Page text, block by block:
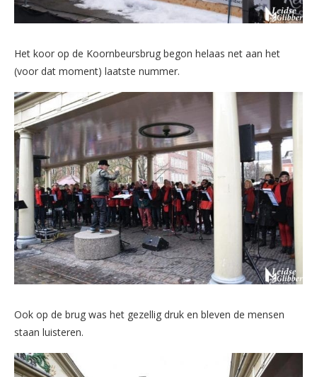
Het koor op de Koornbeursbrug begon helaas net aan het
(voor dat moment) laatste nummer.
Ook op de brug was het gezellig druk en bleven de mensen
staan luisteren.